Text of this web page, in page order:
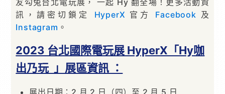
友勾兔台北電玩展， 一起 Hy 翻全場！更多活動資
訊，請密切鎖定 HyperX 官方 Facebook 及
Instagram 。
2023 台北國際電玩展 HyperX「Hy咖
出乃玩 」展區資訊 ：
展出日期：2 月 2 日（四）至 2 月 5 日